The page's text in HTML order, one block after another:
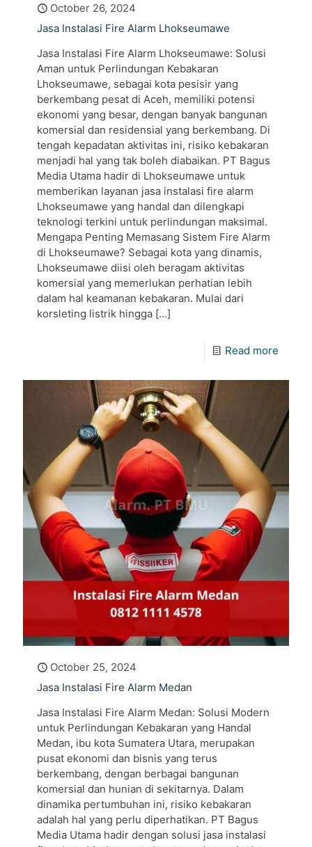
October 26, 2024
Jasa Instalasi Fire Alarm Lhokseumawe
Jasa Instalasi Fire Alarm Lhokseumawe: Solusi
Aman untuk Perlindungan Kebakaran
Lhokseumawe, sebagai kota pesisir yang
berkembang pesat di Aceh, memiliki potensi
ekonomi yang besar, dengan banyak bangunan
komersial dan residensial yang berkembang. Di
tengah kepadatan aktivitas ini, risiko kebakaran
menjadi hal yang tak boleh diabaikan. PT Bagus
Media Utama hadir di Lhokseumawe untuk
memberikan layanan jasa instalasi fire alarm
Lhokseumawe yang handal dan dilengkapi
teknologi terkini untuk perlindungan maksimal.
Mengapa Penting Memasang Sistem Fire Alarm
di Lhokseumawe? Sebagai kota yang dinamis,
Lhokseumawe diisi oleh beragam aktivitas
komersial yang memerlukan perhatian lebih
dalam hal keamanan kebakaran. Mulai dari
korsleting listrik hingga […]
Read more
October 25, 2024
Jasa Instalasi Fire Alarm Medan
Jasa Instalasi Fire Alarm Medan: Solusi Modern
untuk Perlindungan Kebakaran yang Handal
Medan, ibu kota Sumatera Utara, merupakan
pusat ekonomi dan bisnis yang terus
berkembang, dengan berbagai bangunan
komersial dan hunian di sekitarnya. Dalam
dinamika pertumbuhan ini, risiko kebakaran
adalah hal yang perlu diperhatikan. PT Bagus
Media Utama hadir dengan solusi jasa instalasi